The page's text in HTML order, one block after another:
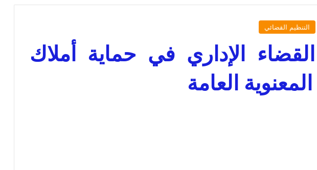
التنظيم القضائي
الإداري في حماية أملاك
العامة